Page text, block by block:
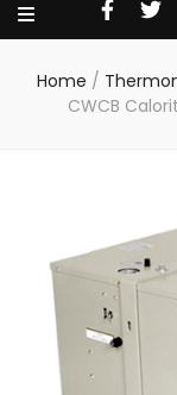
Home /
CWCB